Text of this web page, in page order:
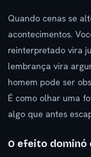
Quando cenas se
acontecimentos.
reinterpretado vira
lembrança vira
homem pode ser
É como olhar uma
algo que antes
O efeito dominó